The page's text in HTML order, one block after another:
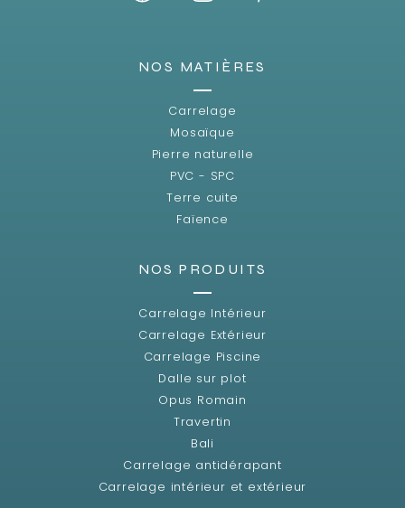
NOS MATIÈRES
Carrelage
Mosaïque
Pierre naturelle
PVC - SPC
Terre cuite
Faïence
NOS PRODUITS
Carrelage Intérieur
Carrelage Extérieur
Carrelage Piscine
Dalle sur plot
Opus Romain
Travertin
Bali
Carrelage antidérapant
Carrelage intérieur et extérieur